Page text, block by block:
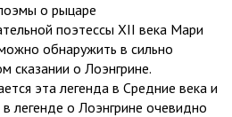
о рыцаре
поэтессы XII века Мари
обнаружить в сильно
сказании о Лоэнгрине.
эта легенда в Средние века и
легенде о Лоэнгрине очевидно